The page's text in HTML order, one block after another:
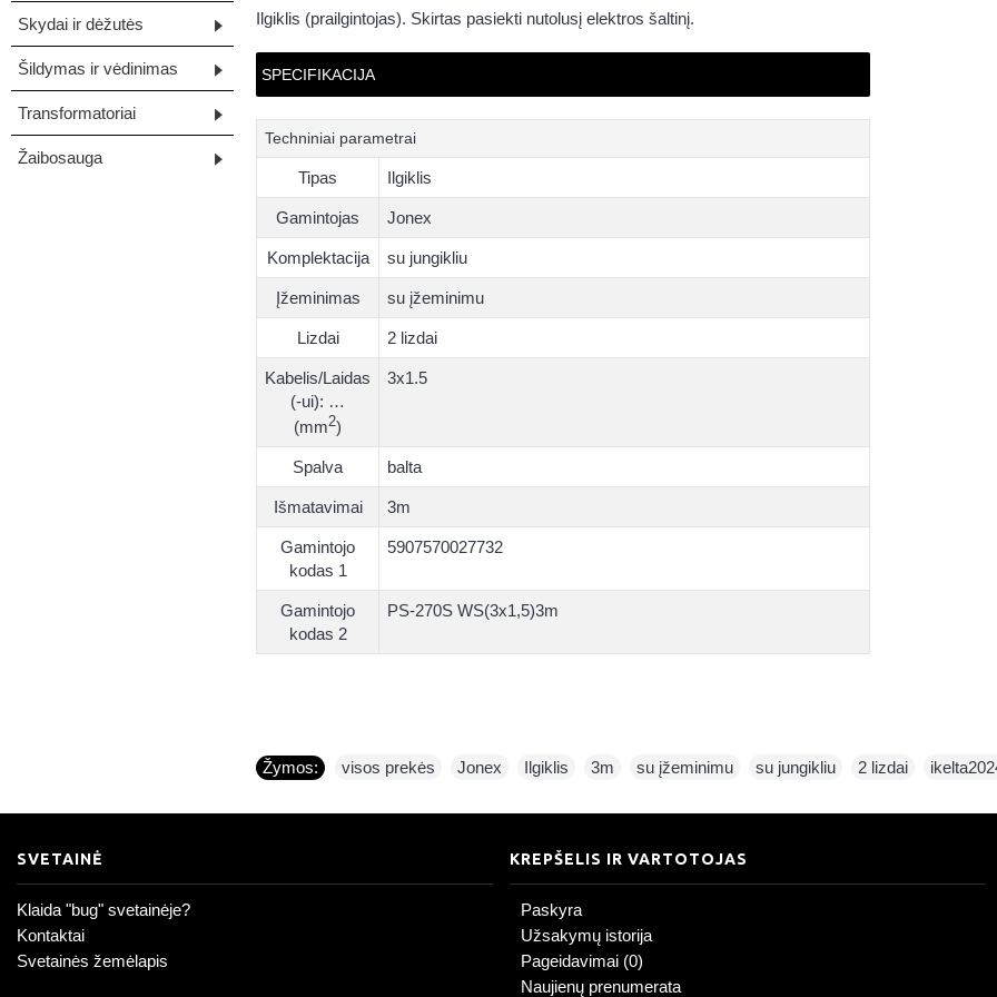
Skydai ir dėžutės
Šildymas ir vėdinimas
Transformatoriai
Žaibosauga
Ilgiklis (prailgintojas). Skirtas pasiekti nutolusį elektros šaltinį.
SPECIFIKACIJA
Techniniai parametrai
Tipas Ilgiklis
Gamintojas Jonex
Komplektacija su jungikliu
Įžeminimas su įžeminimu
Lizdai 2 lizdai
Kabelis/Laidas
(-ui): …
(mm2)
3x1.5
Spalva balta
Išmatavimai 3m
Gamintojo
kodas 1
5907570027732
Gamintojo
kodas 2
PS-270S WS(3x1,5)3m
Žymos: visos prekės Jonex Ilgiklis 3m su įžeminimu su jungikliu 2 lizdai
SVETAINĖ
Klaida "bug" svetainėje?
Kontaktai
Svetainės žemėlapis
KREPŠELIS IR VARTOTOJAS
Paskyra
Užsakymų istorija
Pageidavimai (0)
Naujienų prenumerata